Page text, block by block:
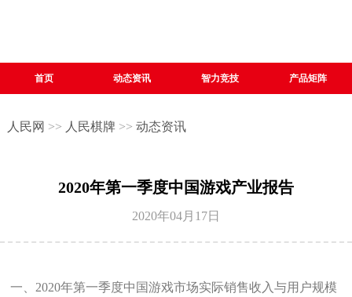
首页 动态资讯 智力竞技 产品矩阵
人民网 >> 人民棋牌>> 动态资讯
2020年第一季度中国游戏产业报告
2020年04月17日
一、2020年第一季度中国游戏市场实际销售收入与用户规模